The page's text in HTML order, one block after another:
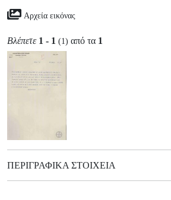
Αρχεία εικόνας
Βλέπετε 1 - 1 (1) από τα 1
ΠΕΡΙΓΡΑΦΙΚΆ ΣΤΟΙΧΕΊΑ